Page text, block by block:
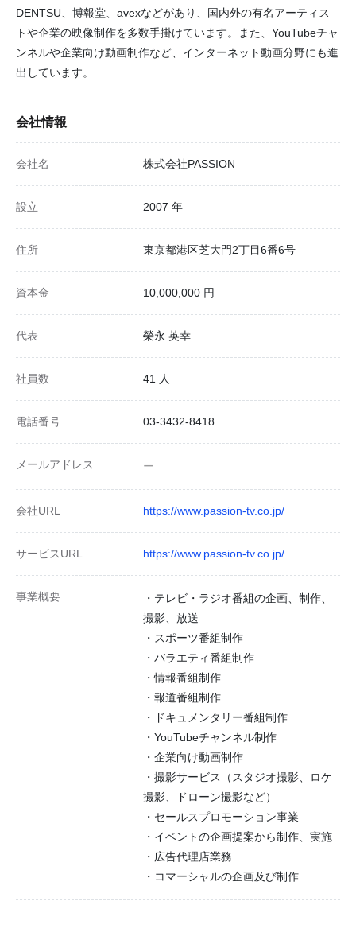
DENTSU、博報堂、avexなどがあり、国内外の有名アーティス
トや企業の映像制作を多数手掛けています。また、YouTubeチャ
ンネルや企業向け動画制作など、インターネット動画分野にも進
出しています。
会社情報
会社名 株式会社PASSION
設立 2007 年
住所 東京都港区芝大門2丁目6番6号
資本金 10,000,000 円
代表 榮永 英幸
社員数 41 人
電話番号 03-3432-8418
メールアドレス ー
会社URL https://www.passion-tv.co.jp/
サービスURL https://www.passion-tv.co.jp/
事業概要
・テレビ・ラジオ番組の企画、制作、
撮影、放送
・スポーツ番組制作
・バラエティ番組制作
・情報番組制作
・報道番組制作
・ドキュメンタリー番組制作
・YouTubeチャンネル制作
・企業向け動画制作
・撮影サービス（スタジオ撮影、ロケ
撮影、ドローン撮影など）
・セールスプロモーション事業
・イベントの企画提案から制作、実施
・広告代理店業務
・コマーシャルの企画及び制作